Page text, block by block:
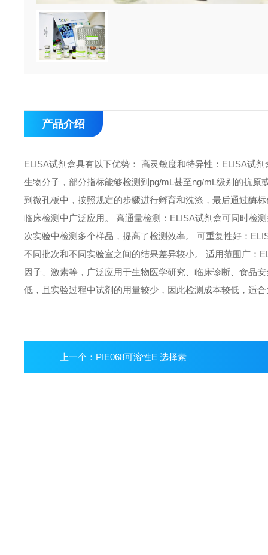
产品介绍
ELISA试剂盒具有以下优势： 高灵敏度和特异性：ELISA试
生物分子，部分指标能够检测到pg/mL甚至ng/mL级别的抗
到微孔板中，按照规定的步骤进行孵育和洗涤，最后通过酶
临床检测中广泛应用。 高通量检测：ELISA试剂盒可同时检
次实验中检测多个样品，提高了检测效率。 可重复性好：
不同批次和不同实验室之间的结果差异较小。 适用范围广：
因子、激素等，广泛应用于生物医学研究、临床诊断、食品
低，且实验过程中试剂的用量较少，因此检测成本较低，适
上一个： PIE068可溶性E 选择素